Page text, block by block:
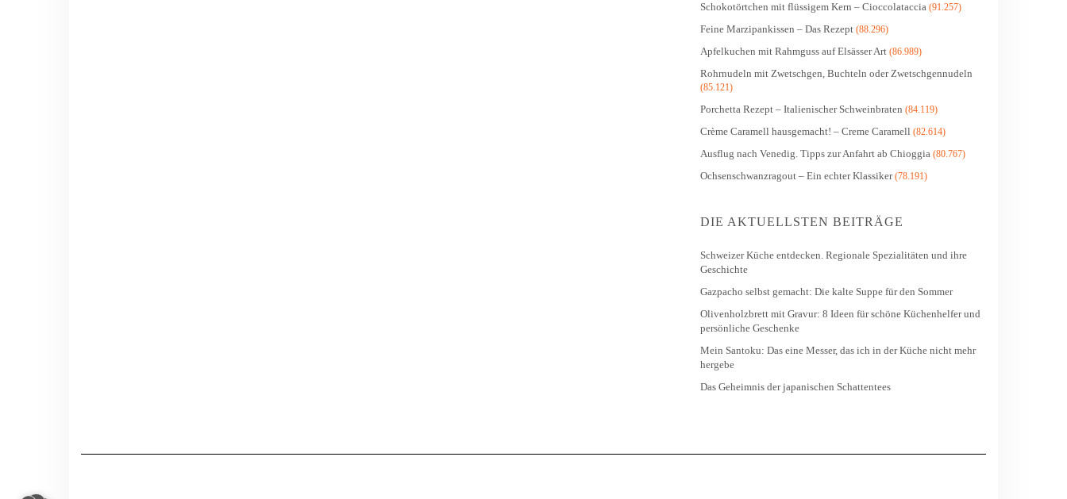
Schokotörtchen mit flüssigem Kern – Cioccolataccia (91.257)
Feine Marzipankissen – Das Rezept (88.296)
Apfelkuchen mit Rahmguss auf Elsässer Art (86.989)
Rohrnudeln mit Zwetschgen, Buchteln oder Zwetschgennudeln
(85.121)
Porchetta Rezept – Italienischer Schweinbraten (84.119)
Crème Caramell hausgemacht! – Creme Caramell (82.614)
Ausflug nach Venedig. Tipps zur Anfahrt ab Chioggia (80.767)
Ochsenschwanzragout – Ein echter Klassiker(78.191)
DIE AKTUELLSTEN BEITRÄGE
Schweizer Küche entdecken. Regionale Spezialitäten und ihre
Geschichte
Gazpacho selbst gemacht: Die kalte Suppe für den Sommer
Olivenholzbrett mit Gravur: 8 Ideen für schöne Küchenhelfer und
persönliche Geschenke
Mein Santoku: Das eine Messer, das ich in der Küche nicht mehr
hergebe
Das Geheimnis der japanischen Schattentees